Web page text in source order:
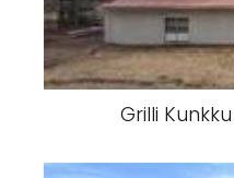
Grilli